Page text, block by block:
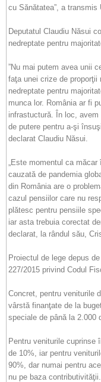
cu Sănătatea”, a transmis
Deputatul Claudiu Năsui
nedreptate pentru
”Nu mai putem avea unii
faţa unei crize de
nedreptate pentru
munca lor. România ar fi
infrastuctură. În loc, avem
de putere pentru a-şi
declarat Claudiu Năsui.
„Este momentul ca
cauzată de pandemia
din România are o
cazul pensiilor care nu
plătesc pentru pensiile
iar asta trebuia corectat
declarat, la rândul său,
Proiectul de lege depus
227/2015 privind Codul
Concret, pentru veniturile
vârstă finanţate de la
speciale de până la 2.000
Pentru veniturile cuprinse
de 10%, iar pentru
90%, dar numai pentru
nu pe baza contributivităţii.